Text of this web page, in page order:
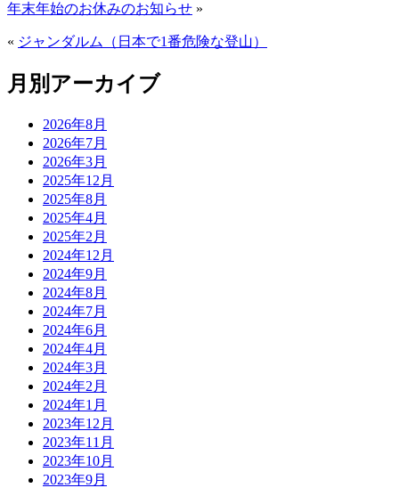
年末年始のお休みのお知らせ »
« ジャンダルム（日本で1番危険な登山）
月別アーカイブ
2026年8月
2026年7月
2026年3月
2025年12月
2025年8月
2025年4月
2025年2月
2024年12月
2024年9月
2024年8月
2024年7月
2024年6月
2024年4月
2024年3月
2024年2月
2024年1月
2023年12月
2023年11月
2023年10月
2023年9月